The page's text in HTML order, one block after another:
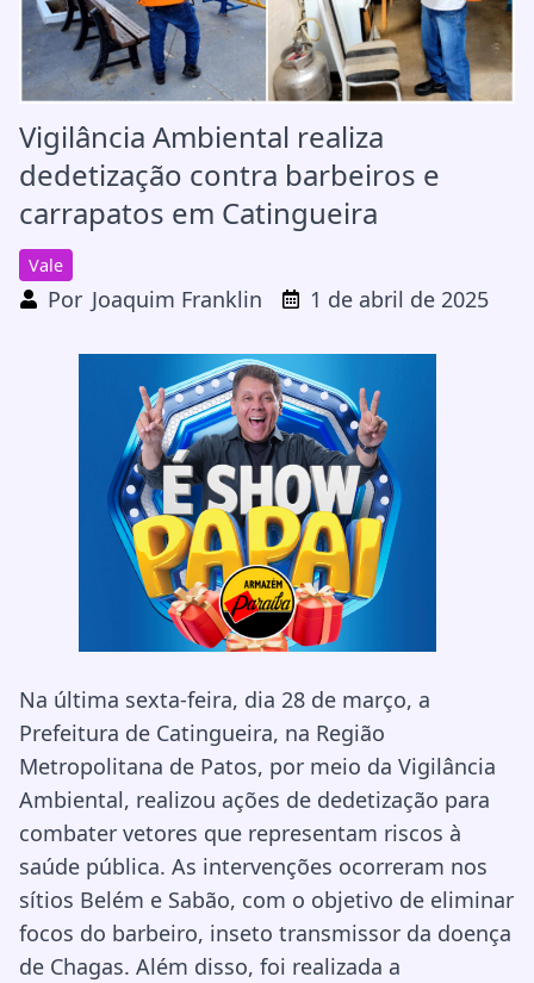
Vigilância Ambiental realiza
dedetização contra barbeiros e
carrapatos em Catingueira
Vale
Por Joaquim Franklin 1 de abril de 2025
Na última sexta-feira, dia 28 de março, a
Prefeitura de Catingueira, na Região
Metropolitana de Patos, por meio da Vigilância
Ambiental, realizou ações de dedetização para
combater vetores que representam riscos à
saúde pública. As intervenções ocorreram nos
sítios Belém e Sabão, com o objetivo de eliminar
focos do barbeiro, inseto transmissor da doença
de Chagas. Além disso, foi realizada a